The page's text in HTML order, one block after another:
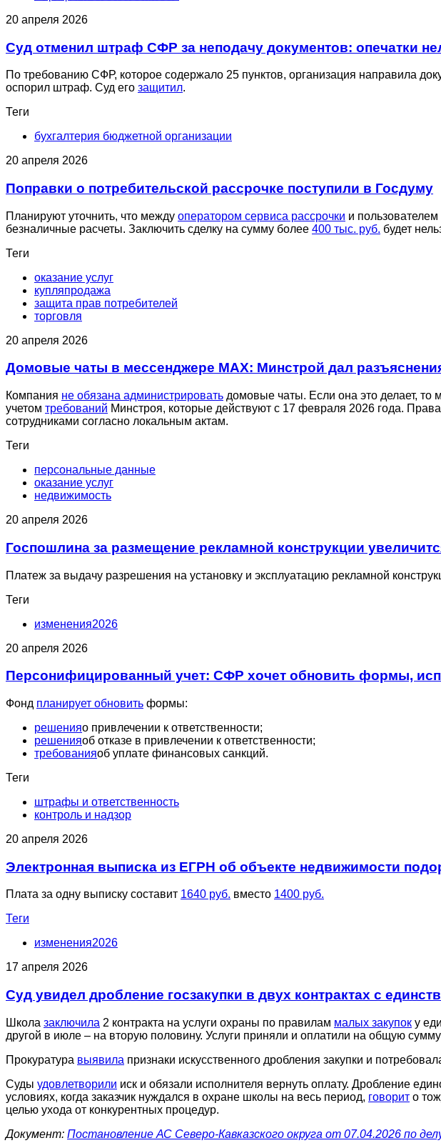
20 апреля 2026
Суд отменил штраф СФР за неподачу документов: опечатки
По требованию СФР, которое содержало 25 пунктов, организация направила
оспорил штраф. Суд его защитил.
Теги
бухгалтерия бюджетной организации
20 апреля 2026
Поправки о потребительской рассрочке поступили в Госдуму
Планируют уточнить, что между оператором сервиса рассрочки и пользователем
безналичные расчеты. Заключить сделку на сумму более 400 тыс. руб. будет
Теги
оказание услуг
купляпродажа
защита прав потребителей
торговля
20 апреля 2026
Домовые чаты в мессенджере MAX: Минстрой дал
Компания не обязана администрировать домовые чаты. Если она это делает, то
учетом требований Минстроя, которые действуют с 17 февраля 2026 года.
сотрудниками согласно локальным актам.
Теги
персональные данные
оказание услуг
недвижимость
20 апреля 2026
Госпошлина за размещение рекламной конструкции
Платеж за выдачу разрешения на установку и эксплуатацию рекламной
Теги
изменения2026
20 апреля 2026
Персонифицированный учет: СФР хочет обновить формы,
Фонд планирует обновить формы:
решенияо привлечении к ответственности;
решенияоб отказе в привлечении к ответственности;
требованияоб уплате финансовых санкций.
Теги
штрафы и ответственность
контроль и надзор
20 апреля 2026
Электронная выписка из ЕГРН об объекте недвижимости
Плата за одну выписку составит 1640 руб. вместо 1400 руб.
Теги
изменения2026
17 апреля 2026
Суд увидел дробление госзакупки в двух контрактах с
Школа заключила 2 контракта на услуги охраны по правилам малых закупок у
другой в июле – на вторую половину. Услуги приняли и оплатили на общую
Прокуратура выявила признаки искусственного дробления закупки и
Суды удовлетворили иск и обязали исполнителя вернуть оплату. Дробление
условиях, когда заказчик нуждался в охране школы на весь период, говорит о
целью ухода от конкурентных процедур.
Документ: Постановление АС Северо-Кавказского округа от 07.04.2026 по